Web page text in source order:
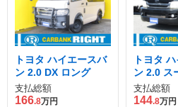
トヨタ ハイエースバ
ン 2.0 DX ロング
支払総額
166.8万円
トヨタ
ン 2.0 ス
ング
支払総額
144.8万円